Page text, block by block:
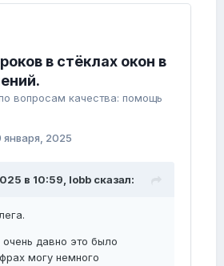
в стёклах окон в
вопросам качества: помощь
января, 2025
в 10:59, lobb сказал:
давно это было
могу немного